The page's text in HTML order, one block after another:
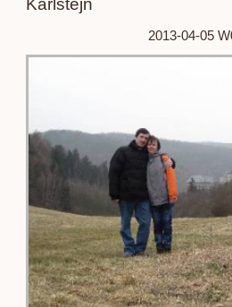
Karlštejn
2013-04-05